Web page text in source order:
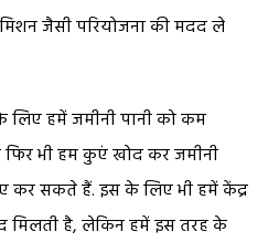
मिशन जैसी परियोजना की मदद ले
लिए हमें जमीनी पानी को कम
भी हम कुएं खोद कर जमीनी
कर सकते हैं. इस के लिए भी हमें केंद्र
मिलती है, लेकिन हमें इस तरह के